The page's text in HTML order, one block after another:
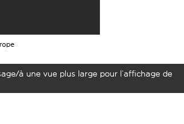
à une vue plus large pour l’affichage de